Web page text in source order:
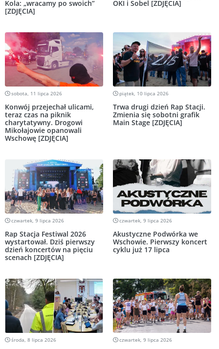
Kola: „wracamy po swoich”
[ZDJĘCIA]
OKI i Sobel [ZDJĘCIA]
sobota, 11 lipca 2026
Konwój przejechał ulicami,
teraz czas na piknik
charytatywny. Drogowi
Mikołajowie opanowali
Wschowę [ZDJĘCIA]
piątek, 10 lipca 2026
Trwa drugi dzień Rap Stacji.
Zmienia się sobotni grafik
Main Stage [ZDJĘCIA]
czwartek, 9 lipca 2026
Rap Stacja Festiwal 2026
wystartował. Dziś pierwszy
dzień koncertów na pięciu
scenach [ZDJĘCIA]
czwartek, 9 lipca 2026
Akustyczne Podwórka we
Wschowie. Pierwszy koncert
cyklu już 17 lipca
środa, 8 lipca 2026 czwartek, 9 lipca 2026